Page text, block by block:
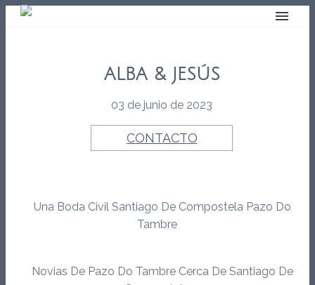
ALBA & JESÚS
03 de junio de 2023
CONTACTO